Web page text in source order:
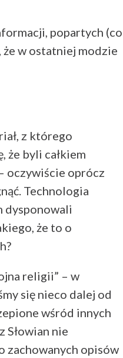
popartych (co
że w ostatniej modzie
z którego
że byli całkiem
oczywiście oprócz
Technologia
dysponowali
że to o
religii” – w
się nieco dalej od
wśród innych
Słowian nie
zachowanych opisów